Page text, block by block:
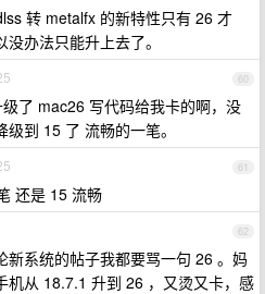
转 metalfx 的新特性只有 26 才
办法只能升上去了。
60
了 mac26 写代码给我卡的啊，没
到 15 了 流畅的一笔。
61
还是 15 流畅
62
新系统的帖子我都要骂一句 26 。妈
机从 18.7.1 升到 26 ，又烫又卡，感